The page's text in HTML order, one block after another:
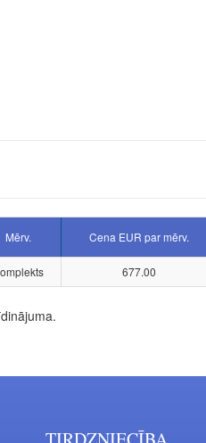
Mērv. Cena EUR par mērv.
677.00